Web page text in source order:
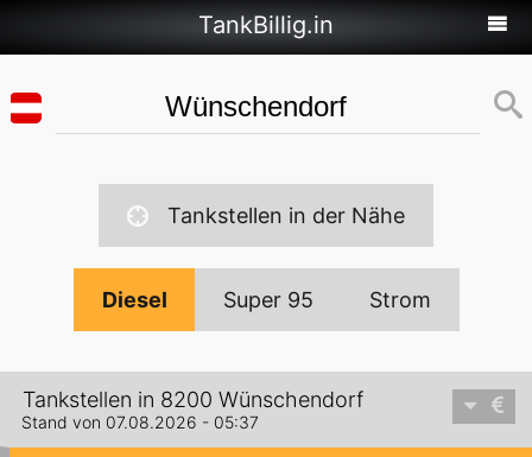
TankBillig.in
Tankstellen in der Nähe
Diesel Super 95 Strom
Tankstellen in 8200 Wünschendorf
Stand von 07.08.2026 - 05:37